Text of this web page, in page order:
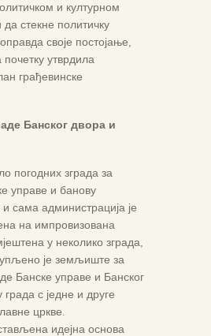
и културном
стекне политичку
своје постојање,
утврдила
грађевинске
Банског двора и
погодних зграда за
управе и банову
и сама администрација је
на импровизована
у неколико зграда,
је земљиште за
Банске управе и Банског
с једне и друге
цркве.
идејна основа